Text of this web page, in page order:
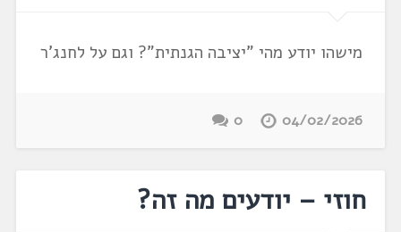
מישהו יודע מהי "יציבה הגנתית"? וגם על לחנג'ר
04/02/2026
0
חוזי – יודעים מה זה?